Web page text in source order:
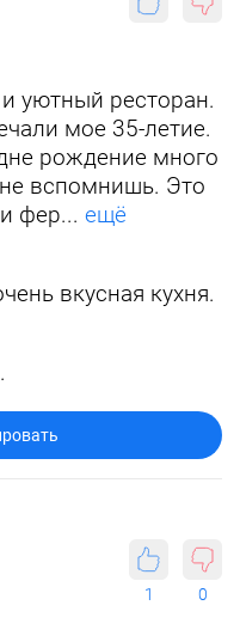
уютный ресторан.
мое 35-летие.
рождение много
вспомнишь. Это
фер... ещё
вкусная кухня.
1 0